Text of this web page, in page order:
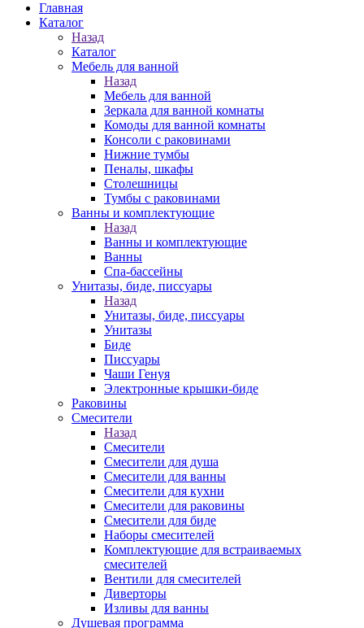
Главная
Каталог
Назад
Каталог
Мебель для ванной
Назад
Мебель для ванной
Зеркала для ванной комнаты
Комоды для ванной комнаты
Консоли с раковинами
Нижние тумбы
Пеналы, шкафы
Столешницы
Тумбы с раковинами
Ванны и комплектующие
Назад
Ванны и комплектующие
Ванны
Спа-бассейны
Унитазы, биде, писсуары
Назад
Унитазы, биде, писсуары
Унитазы
Биде
Писсуары
Чаши Генуя
Электронные крышки-биде
Раковины
Смесители
Назад
Смесители
Смесители для душа
Смесители для ванны
Смесители для кухни
Смесители для раковины
Смесители для биде
Наборы смесителей
Комплектующие для встраиваемых
смесителей
Вентили для смесителей
Диверторы
Изливы для ванны
Душевая программа